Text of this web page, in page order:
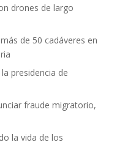
drones de largo
de 50 cadáveres en
presidencia de
fraude migratorio,
la vida de los